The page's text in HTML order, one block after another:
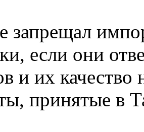
запрещал
если они
и их
принятые в